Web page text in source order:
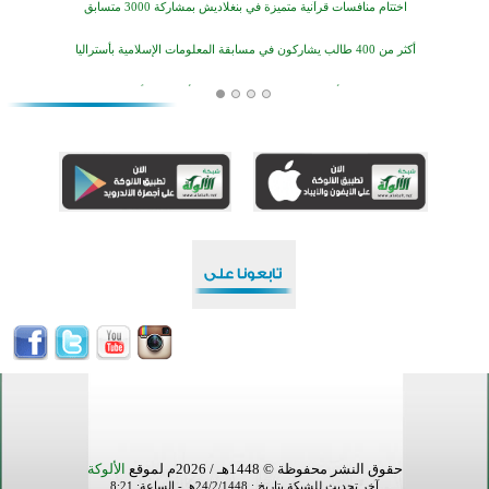
أكبر مشروع إسلامي في ريف أستراليا يفتتح أبوابه بعد سنوات من العمل والعطاء
القرآن والتربية في صدارة البرامج الصيفية للمسلمين في بينزا وساراتوف وموردوفيا هذا العام
تيسليتش تختتم برنامجا تعليميا لتعزيز القيم وبناء الشخصية للشباب المسلمين
اختتام منافسات قرآنية متميزة في بنغلاديش بمشاركة 3000 متسابق
حقوق النشر محفوظة © 1448هـ / 2026م لموقع الألوكة
آخر تحديث للشبكة بتاريخ : 24/2/1448هـ - الساعة: 8:21